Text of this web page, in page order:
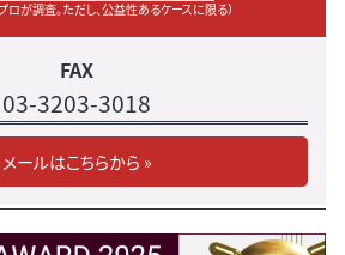
ロが調査。ただし、公益性あるケースに限る）
FAX
03-3203-3018
メールはこちらから »